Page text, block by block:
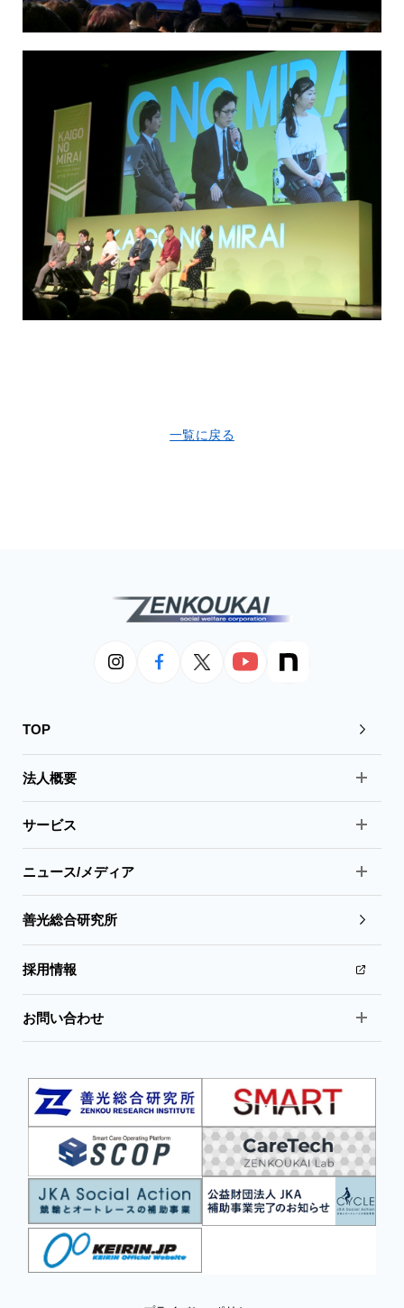
一覧に戻る
TOP
法人概要
サービス
ニュース/メディア
善光総合研究所
採用情報
お問い合わせ